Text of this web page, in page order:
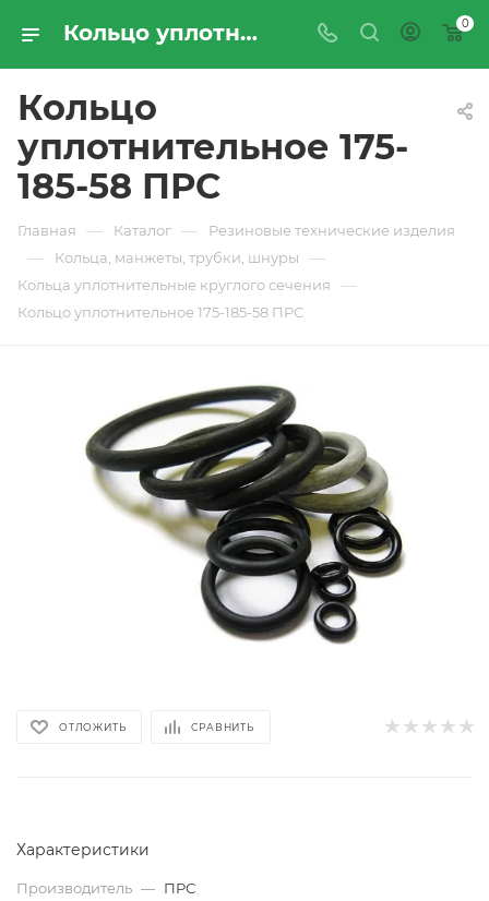
Кольцо уплотнительное 175-185-58 ПРС - купить по цене производителя с доставкой по Москве и России | ПРОМРЕСУРССЕРВИС 0
Кольцо
уплотнительное 175-
185-58 ПРС
Главная — Каталог — Резиновые технические изделия
— Кольца, манжеты, трубки, шнуры —
Кольца уплотнительные круглого сечения —
Кольцо уплотнительное 175-185-58 ПРС
ОТЛОЖИТЬ СРАВНИТЬ
Характеристики
Производитель — ПРС